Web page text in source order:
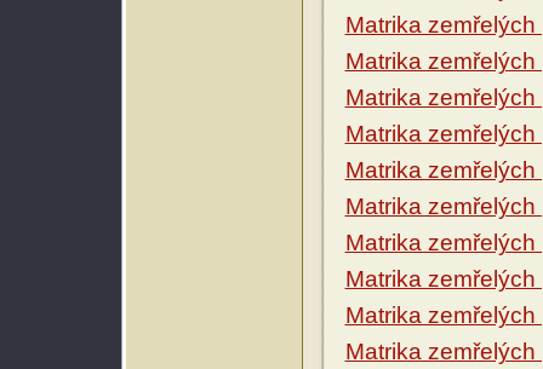
Matrika
Matrika
Matrika
Matrika zemřelých
Matrika
Matrika
Matrika
Matrika
Matrika
Matrika